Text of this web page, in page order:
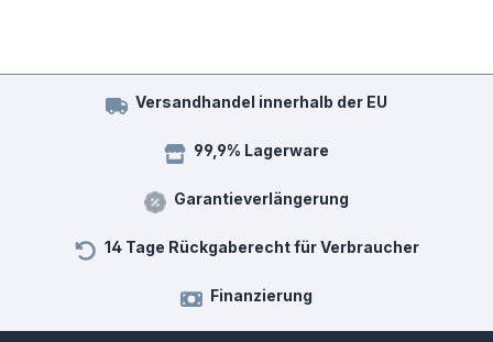
Versandhandel innerhalb der EU
99,9% Lagerware
Garantieverlängerung
14 Tage Rückgaberecht für Verbraucher
Finanzierung